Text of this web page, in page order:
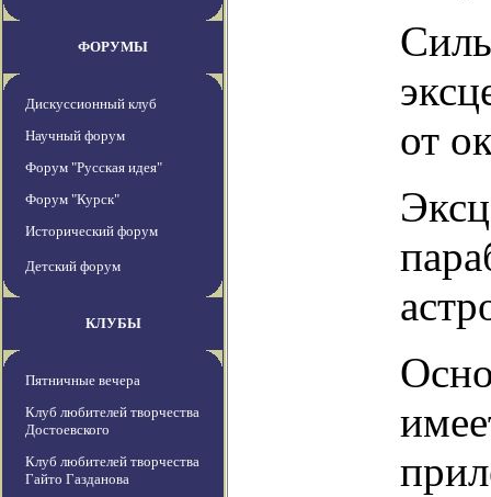
ФОРУМЫ
Дискуссионный клуб
Научный форум
Форум "Русская идея"
Форум "Курск"
Исторический форум
Детский форум
КЛУБЫ
Пятничные вечера
Клуб любителей творчества
Достоевского
Клуб любителей творчества
Гайто Газданова
от